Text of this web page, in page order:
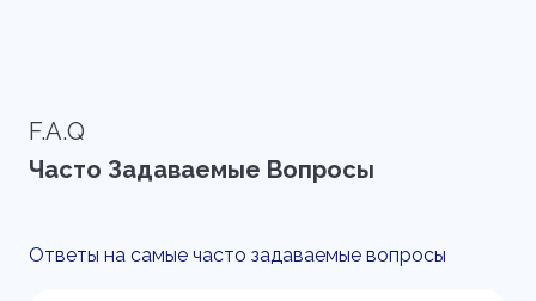
F.A.Q
Часто Задаваемые Вопросы
Ответы на самые часто задаваемые вопросы